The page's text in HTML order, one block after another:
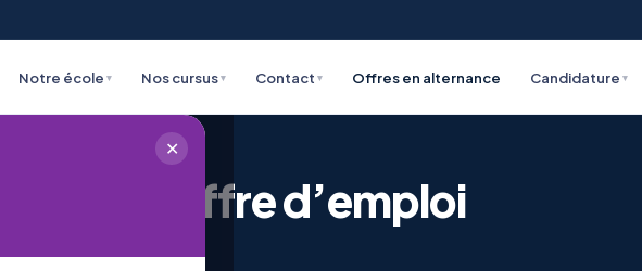
Notre école ▾ Nos cursus▾ Contact ▾ Offres en alternance Candidature ▾
✕
à une offre d’emploi